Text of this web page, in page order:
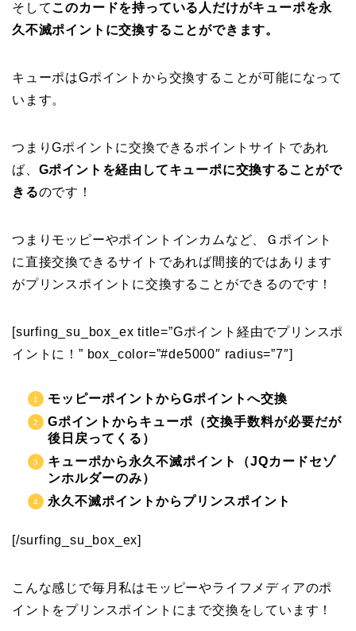
そして このカードを持っている人だけがキューポを永
久不滅ポイントに交換することができます。
キューポはGポイントから交換することが可能になって
います。
つまりGポイントに交換できるポイントサイトであれ
ば、 Gポイントを経由してキューポに交換することがで
きるのです！
つまりモッピーやポイントインカムなど、Ｇポイント
に直接交換できるサイトであれば間接的ではあります
がプリンスポイントに交換することができるのです！
[surfing_su_box_ex title=”Gポイント経由でプリンスポ
イントに！” box_color=”#de5000″ radius=”7″]
モッピーポイントからGポイントへ交換
Gポイントからキューポ（交換手数料が必要だが
後日戻ってくる）
キューポから永久不滅ポイント（JQカードセゾ
ンホルダーのみ）
永久不滅ポイントからプリンスポイント
[/surfing_su_box_ex]
こんな感じで毎月私はモッピーやライフメディアのポ
イントをプリンスポイントにまで交換をしています！